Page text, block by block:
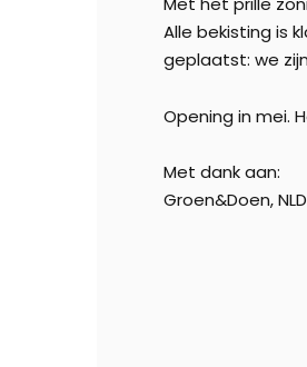
Alle bekisting is
geplaatst: we
Opening in mei.
Met dank aan:
Groen&Doen,